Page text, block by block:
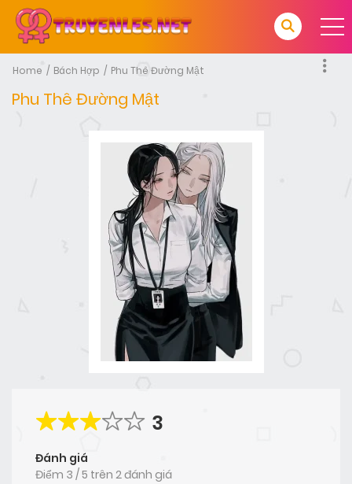
Home Bách Hợp Phu Thê Đường Mật
Phu Thê Đường Mật
3
Đánh giá
Điểm 3 /5 trên 2 đánh giá